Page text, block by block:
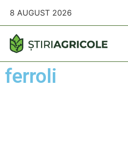
8 AUGUST 2026
ferroli